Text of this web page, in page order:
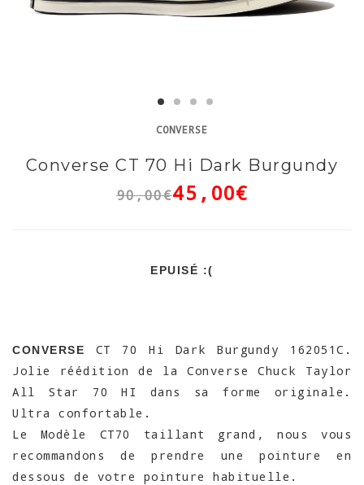
CONVERSE
Converse CT 70 Hi Dark Burgundy
90,00€45,00€
EPUISÉ :(
CONVERSE
CT 70 Hi Dark Burgundy 162051C.
Jolie réédition de la Converse Chuck Taylor
All Star 70 HI dans sa forme originale.
Ultra confortable.
Le Modèle CT70 taillant grand, nous vous
recommandons de prendre une pointure en
dessous de votre pointure habituelle.